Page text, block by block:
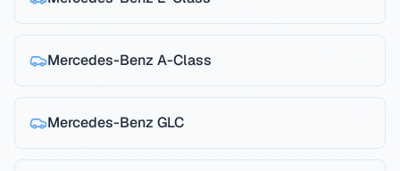
Mercedes-Benz A-Class
Mercedes-Benz GLC